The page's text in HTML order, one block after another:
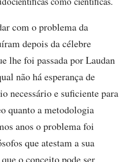
com o problema da
depois da célebre
lhe foi passada por Laudan
não há esperança de
necessário e suficiente para
quanto a metodologia
anos o problema foi
que atestam a sua
o conceito pode ser